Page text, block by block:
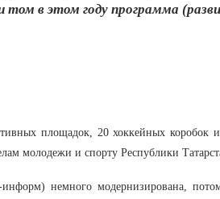
в этом году программа
площадок, 20 хоккейных
молодежи и спорту Республики
немного модернизирована,